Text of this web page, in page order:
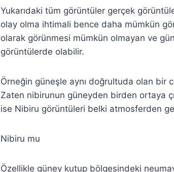
Yukarıdaki tüm görüntüler gerçek
olay olma ihtimali bence daha mümkün
olarak görünmesi mümkün olmayan ve
görüntülerde olabilir.
Örneğin güneşle aynı doğrultuda olan
Zaten nibirunun güneyden birden ortaya
ise Nibiru görüntüleri belki atmosferden
Nibiru mu
Özellikle güney kutup bölgesindeki